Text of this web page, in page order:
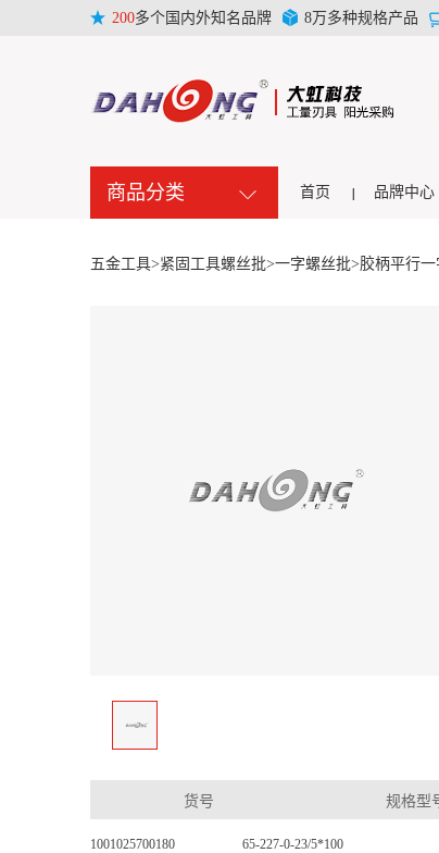
200多个国内外知名品牌 8万多种规格产品
商品分类 首页 品牌中心
五金工具>紧固工具螺丝批>一字螺丝批>胶柄平行
货号 规格型
1001025700180 65-227-0-23/5*100